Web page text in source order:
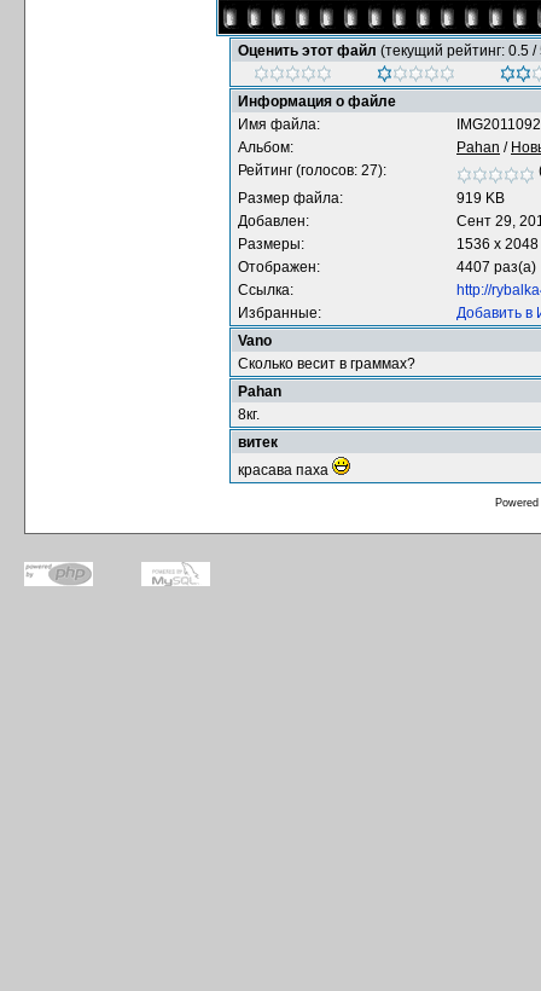
Оценить этот файл (текущий рейтинг: 0.5 /
Информация о файле
Имя файла:
Альбом:
Pahan /
Рейтинг (голосов: 27):
Размер файла:
919 KB
Добавлен:
Сент 29,
Размеры:
1536 x
Отображен:
4407 раз(а)
Ссылка:
http://
Избранные:
Добавить в
Vano
Сколько весит в граммах?
Pahan
8кг.
витек
красава паха